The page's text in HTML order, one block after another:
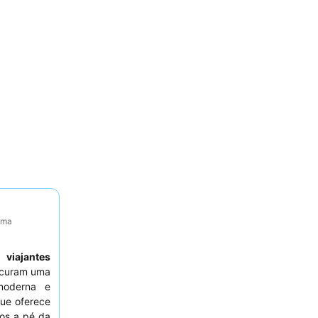
viajantes
uma
e
oferece